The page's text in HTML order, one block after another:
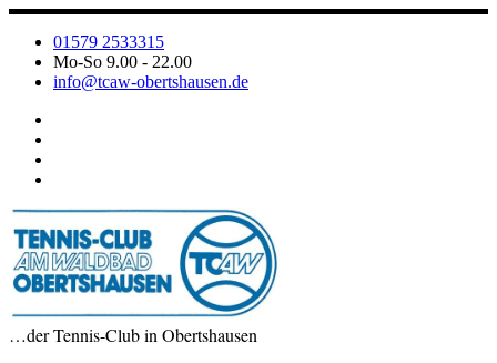
Zum
Inhalt
springen
01579 2533315
Mo-So 9.00 - 22.00
info@tcaw-obertshausen.de
…der Tennis-Club in Obertshausen